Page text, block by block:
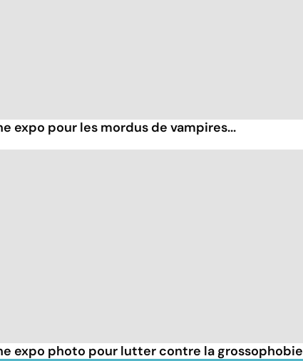
expo pour les mordus de vampires...
expo photo pour lutter contre la grossophobie